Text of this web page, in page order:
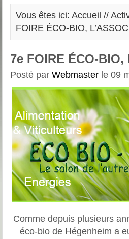
Vous êtes ici: Accueil //
FOIRE ÉCO-BIO,
7e FOIRE ÉCO-BIO,
Posté par Webmaster le 09
Comme depuis plusieurs
éco-bio de Hégenheim a